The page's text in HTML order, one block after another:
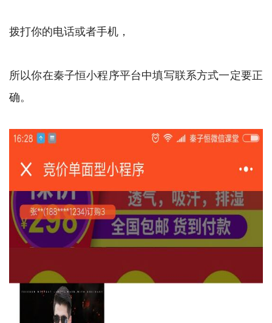
拨打你的电话或者手机，
所以你在秦子恒小程序平台中填写联系方式一定要正
确。